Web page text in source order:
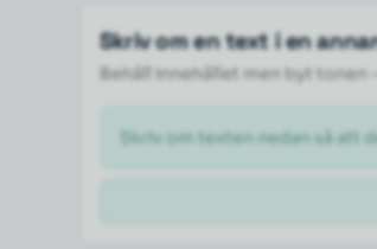
Skriv om en text i en
Behåll innehållet men byt tonen
Skriv om texten nedan så att